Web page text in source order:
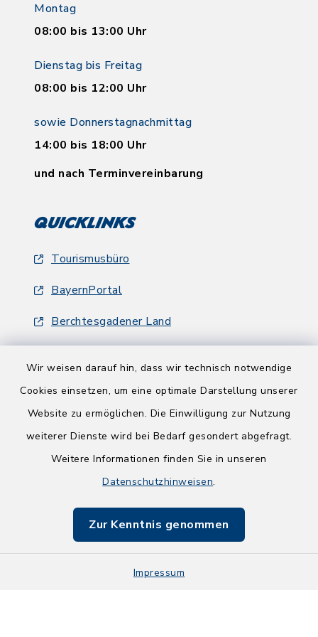
Wir weisen darauf hin, dass wir technisch notwendige
Cookies einsetzen, um eine optimale Darstellung unserer
Website zu ermöglichen. Die Einwilligung zur Nutzung
weiterer Dienste wird bei Bedarf gesondert abgefragt.
Weitere Informationen finden Sie in unseren
Datenschutzhinweisen.
Zur Kenntnis genommen
Impressum
Montag
08:00 bis 13:00 Uhr
Dienstag bis Freitag
08:00 bis 12:00 Uhr
sowie Donnerstagnachmittag
14:00 bis 18:00 Uhr
und nach Terminvereinbarung
Quicklinks
Tourismusbüro
BayernPortal
Berchtesgadener Land
Barrierefreiheit
Impressum
Sitemap